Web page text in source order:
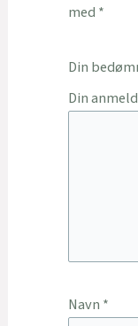
med *
Din
Din
Navn *